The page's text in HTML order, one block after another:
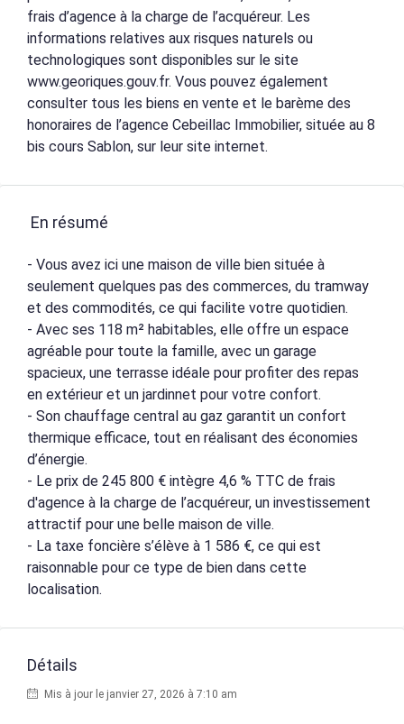
frais d’agence à la charge de l’acquéreur. Les
informations relatives aux risques naturels ou
technologiques sont disponibles sur le site
www.georiques.gouv.fr. Vous pouvez également
consulter tous les biens en vente et le barème des
honoraires de l’agence Cebeillac Immobilier, située au 8
bis cours Sablon, sur leur site internet.
En résumé
- Vous avez ici une maison de ville bien située à
seulement quelques pas des commerces, du tramway
et des commodités, ce qui facilite votre quotidien.
- Avec ses 118 m² habitables, elle offre un espace
agréable pour toute la famille, avec un garage
spacieux, une terrasse idéale pour profiter des repas
en extérieur et un jardinnet pour votre confort.
- Son chauffage central au gaz garantit un confort
thermique efficace, tout en réalisant des économies
d’énergie.
- Le prix de 245 800 € intègre 4,6 % TTC de frais
d'agence à la charge de l’acquéreur, un investissement
attractif pour une belle maison de ville.
- La taxe foncière s’élève à 1 586 €, ce qui est
raisonnable pour ce type de bien dans cette
localisation.
Détails
Mis à jour le janvier 27, 2026 à 7:10 am